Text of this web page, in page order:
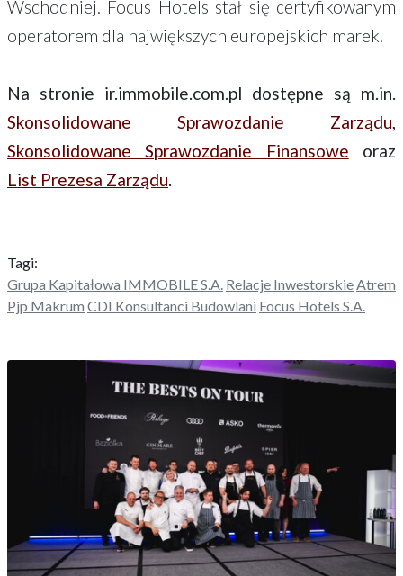
Wschodniej. Focus Hotels stał się certyfikowanym
operatorem dla największych europejskich marek.
Na stronie ir.immobile.com.pl dostępne są m.in.
Skonsolidowane Sprawozdanie Zarządu,
Skonsolidowane Sprawozdanie Finansowe oraz
List Prezesa Zarządu.
Tagi:
Grupa Kapitałowa IMMOBILE S.A. Relacje InwestorskieAtrem
Pjp Makrum CDI Konsultanci Budowlani Focus Hotels S.A.